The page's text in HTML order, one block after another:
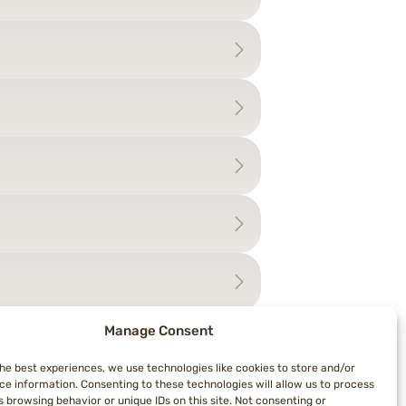
Manage Consent
best experiences, we use technologies like cookies to store and/or
information. Consenting to these technologies will allow us to process
browsing behavior or unique IDs on this site. Not consenting or